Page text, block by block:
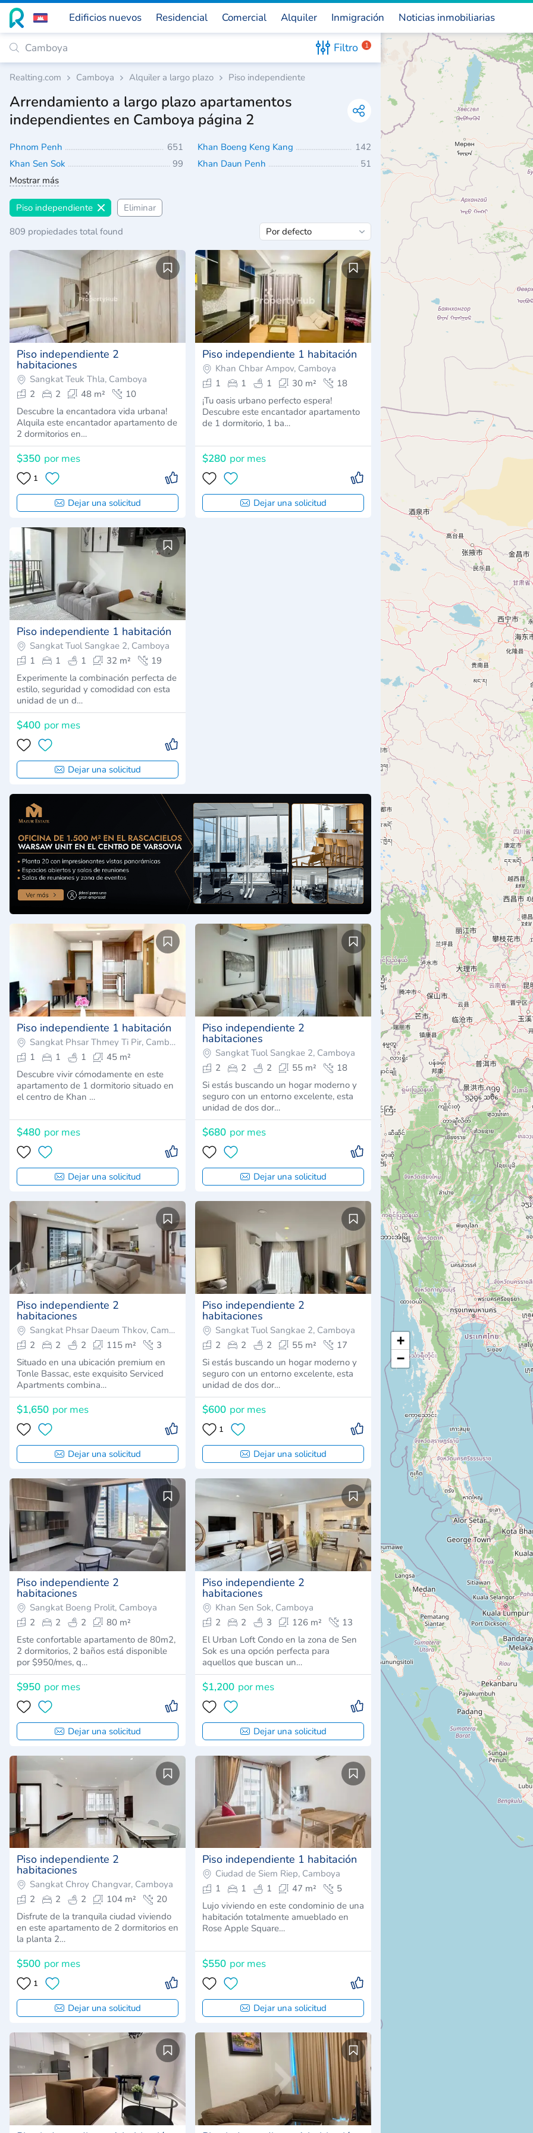
Edificios nuevos Residencial Comercial Alquiler Inmigración Noticias inmobiliarias
Filtro 1
Realting.com Camboya Alquiler a largo plazo Piso independiente
Arrendamiento a largo plazo apartamentos
independientes en Camboya página 2
Phnom Penh 651 Khan Boeng Keng Kang
142
Khan Sen Sok
99 Khan Daun Penh
51
Mostrar más
Piso independiente
Eliminar
809 propiedades total found
Piso independiente 2
habitaciones
Sangkat Teuk Thla, Camboya
2
2 48 m²
10
Descubre la encantadora vida urbana!
Alquila este encantador apartamento de
2 dormitorios en…
$350 por mes
1
Dejar una solicitud
Piso independiente 1 habitación
Khan Chbar Ampov, Camboya
1
1 1 30 m²
18
¡Tu oasis urbano perfecto espera!
Descubre este encantador apartamento
de 1 dormitorio, 1 ba…
$280 por mes
Dejar una solicitud
Piso independiente 1 habitación
Sangkat Tuol Sangkae 2, Camboya
1
1 1 32 m²
19
Experimente la combinación perfecta de
estilo, seguridad y comodidad con esta
unidad de un d…
$400 por mes
Dejar una solicitud
Piso independiente 1 habitación
Sangkat Phsar Thmey Ti Pir, Camboya
1
1 1
45 m²
Descubre vivir cómodamente en este
apartamento de 1 dormitorio situado en
el centro de Khan …
$480 por mes
Dejar una solicitud
Piso independiente 2
habitaciones
Sangkat Tuol Sangkae 2, Camboya
2
2 2 55 m²
18
Si estás buscando un hogar moderno y
seguro con un entorno excelente, esta
unidad de dos dor…
$680 por mes
Dejar una solicitud
Piso independiente 2
habitaciones
Sangkat Phsar Daeum Thkov, Camboya
2
2 2 115 m²
3
Situado en una ubicación premium en
Tonle Bassac, este exquisito Serviced
Apartments combina…
$1,650 por mes
Dejar una solicitud
Piso independiente 2
habitaciones
Sangkat Tuol Sangkae 2, Camboya
2
2 2 55 m²
17
Si estás buscando un hogar moderno y
seguro con un entorno excelente, esta
unidad de dos dor…
$600 por mes
1
Dejar una solicitud
Piso independiente 2
habitaciones
Sangkat Boeng Prolit, Camboya
2
2 2
80 m²
Este confortable apartamento de 80m2,
2 dormitorios, 2 baños está disponible
por $950/mes, q…
$950 por mes
Dejar una solicitud
Piso independiente 2
habitaciones
Khan Sen Sok, Camboya
2
2 3 126 m²
13
El Urban Loft Condo en la zona de Sen
Sok es una opción perfecta para
aquellos que buscan un…
$1,200 por mes
Dejar una solicitud
Piso independiente 2
habitaciones
Sangkat Chroy Changvar, Camboya
2
2 2 104 m²
20
Disfrute de la tranquila ciudad viviendo
en este apartamento de 2 dormitorios en
la planta 2…
$500 por mes
1
Dejar una solicitud
Piso independiente 1 habitación
Ciudad de Siem Riep, Camboya
1
1 1 47 m²
5
Lujo viviendo en este condominio de una
habitación totalmente amueblado en
Rose Apple Square…
$550 por mes
Dejar una solicitud
+
−